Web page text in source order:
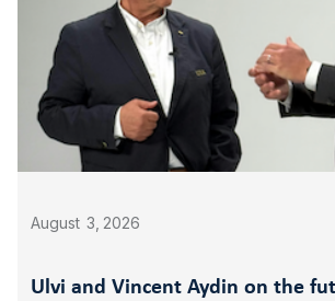
August 3 2026
Ulvi and Vincent Aydin on the